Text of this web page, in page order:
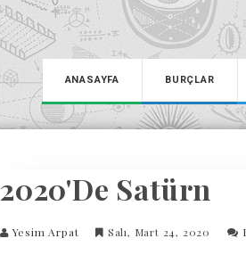
ANASAYFA BURÇLAR
2020'de Satürn
Yesim Arpat Salı, Mart 24, 2020